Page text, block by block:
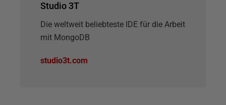
Studio 3T
Die weltweit beliebteste IDE für die Arbeit
mit MongoDB
studio3t.com